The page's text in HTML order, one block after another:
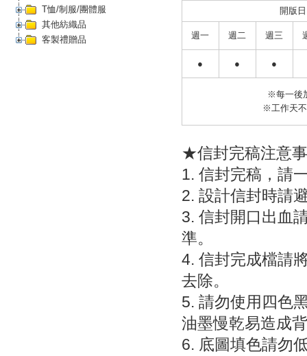
T恤/制服/團體服
其他紡織品
客製禮贈品
開版日
週一 週二 週三
● ● ●
※每一後
※工作天
★信封完稿注意
1. 信封完稿，請
2. 設計信封時請
3. 信封開口出血
準。
4. 信封完成檔請
去除。
5. 請勿使用四色
油墨慢乾易造成
6. 底圖填色請勿